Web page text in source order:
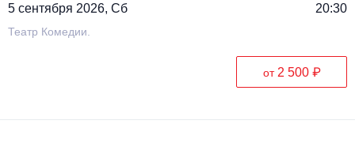
5 сентября 2026, Сб 20:30
Театр Комедии.
от 2 500 ₽